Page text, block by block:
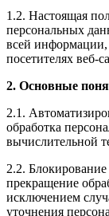
1.2. Настоящая
персональных
всей
посетителях веб-
2. Основные
2.1.
обработка
вычислительной
2.2.
прекращение
исключением
уточнения